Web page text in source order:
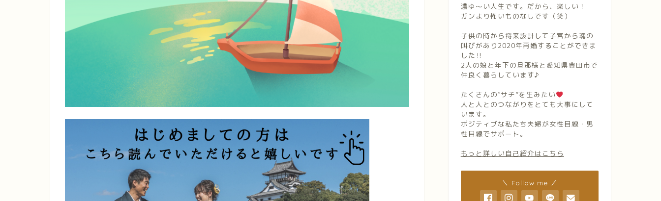
濃ゆ〜い人生です。だから、楽しい！
ガンより怖いものなしです（笑）
子供の時から将来設計して子宮から魂の
叫びがあり2020年再婚することができま
した‼︎
2人の娘と年下の旦那様と愛知県豊田市で
仲良く暮らしています♪
たくさんの″サチ”を生みたい
人と人とのつながりをとても大事にして
います。
ポジティブな私たち夫婦が女性目線・男
性目線でサポート。
もっと詳しい自己紹介はこちら
＼ Follow me ／